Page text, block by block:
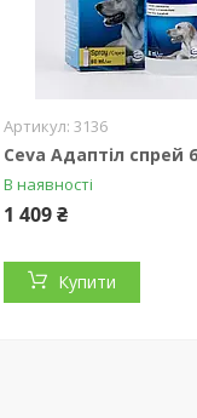
3136
Ceva Адаптіл спрей
В наявності
1 409 ₴
Купити